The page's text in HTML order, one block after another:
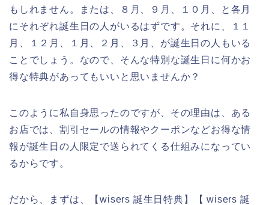
もしれません。または、８月、９月、１０月、と各月
にそれぞれ誕生日の人がいるはずです。それに、１１
月、１２月、１月、２月、３月、が誕生日の人もいる
ことでしょう。なので、そんな特別な誕生日に何かお
得な特典があってもいいと思いませんか？
このように私自身思ったのですが、その理由は、ある
お店では、割引セールの情報やクーポンなどお得な情
報が誕生日の人限定で送られてくる仕組みになってい
るからです。
だから、まずは、【wisers 誕生日特典】【 wisers 誕